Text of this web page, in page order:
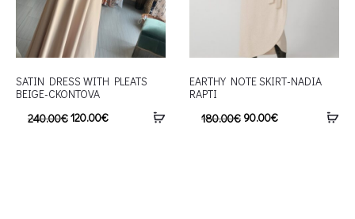
SATIN DRESS WITH PLEATS
BEIGE-CKONTOVA
240.00€120.00€
EARTHY NOTE SKIRT-NADIA
RAPTI
180.00€ 90.00€